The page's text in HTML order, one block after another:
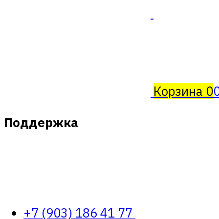
Корзина 0
Поддержка
+7 (903) 186 41 77